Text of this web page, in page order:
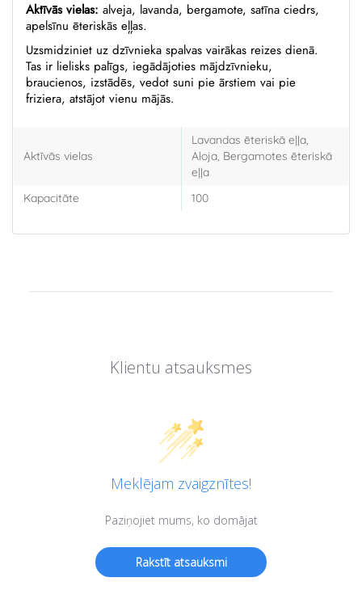
Aktīvās vielas: alveja, lavanda, bergamote, satīna ciedrs,
apelsīnu ēteriskās eļļas.
Uzsmidziniet uz dzīvnieka spalvas vairākas reizes dienā.
Tas ir lielisks palīgs, iegādājoties mājdzīvnieku,
braucienos, izstādēs, vedot suni pie ārstiem vai pie
friziera, atstājot vienu mājās.
Aktīvās vielas
Lavandas ēteriskā eļļa,
Aloja, Bergamotes ēteriskā
eļļa
Kapacitāte
100